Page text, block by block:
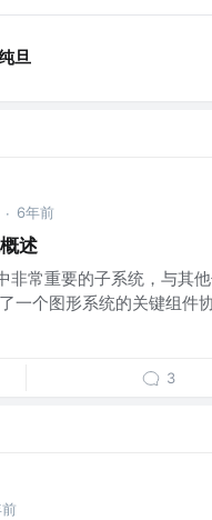
旦
· 6年前
述
非常重要的子系统，与其
一个图形系统的关键组件
3